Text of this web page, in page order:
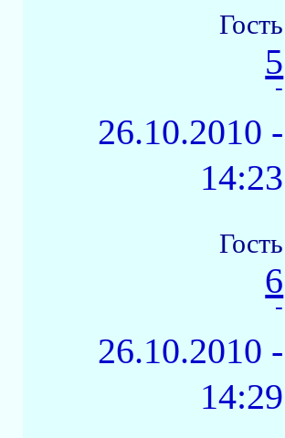
Гость
5
-
26.10.2010 -
14:23
Гость
6
-
26.10.2010 -
14:29